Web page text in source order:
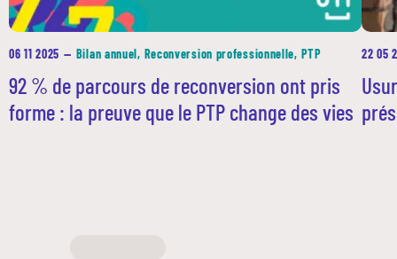
06 11 2025 — Bilan annuel, Reconversion professionnelle, PTP
92 % de parcours de reconversion ont pris
forme : la preuve que le PTP change des vies
22 05